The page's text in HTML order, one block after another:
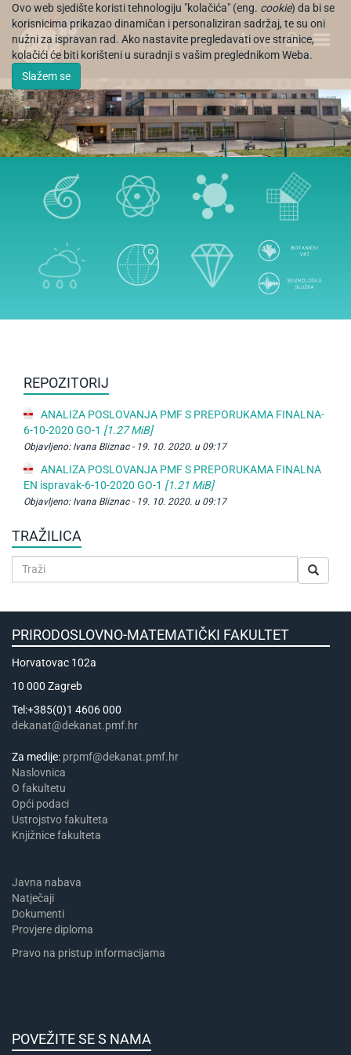
Ovo web sjedište koristi tehnologiju "kolačića" (eng. cookie) da bi se
korisnicima prikazao dinamičan i personaliziran sadržaj, te su oni
nužni za ispravan rad. Ako nastavite pregledavati ove stranice,
kolačići će biti korišteni u suradnji s vašim preglednikom Weba.
Slažem se
EN
REPOZITORIJ
ANALIZA POSLOVANJA PMF S PREPORUKAMA FINALNA-
6-10-2020 GO-1 [1.27 MiB]
Objavljeno: Ivana Bliznac - 19. 10. 2020. u 09:17
ANALIZA POSLOVANJA PMF S PREPORUKAMA FINALNA
EN ispravak-6-10-2020 GO-1 [1.21 MiB]
Objavljeno: Ivana Bliznac - 19. 10. 2020. u 09:17
TRAŽILICA
PRIRODOSLOVNO-MATEMATIČKI FAKULTET
Horvatovac 102a
10 000 Zagreb
Tel:+385(0)1 4606 000
dekanat@dekanat.pmf.hr
Za medije: prpmf@dekanat.pmf.hr
Naslovnica
​​​O fakultetu
Opći podaci
Ustrojstvo fakulteta
Knjižnice fakulteta
Javna nabava
Natječaji
Dokumenti
Provjere diploma
Pravo na pristup informacijama
POVEŽITE SE S NAMA